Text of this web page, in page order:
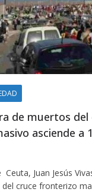
de muertos del
asciende a
Ceuta, Juan Jesús
cruce fronterizo